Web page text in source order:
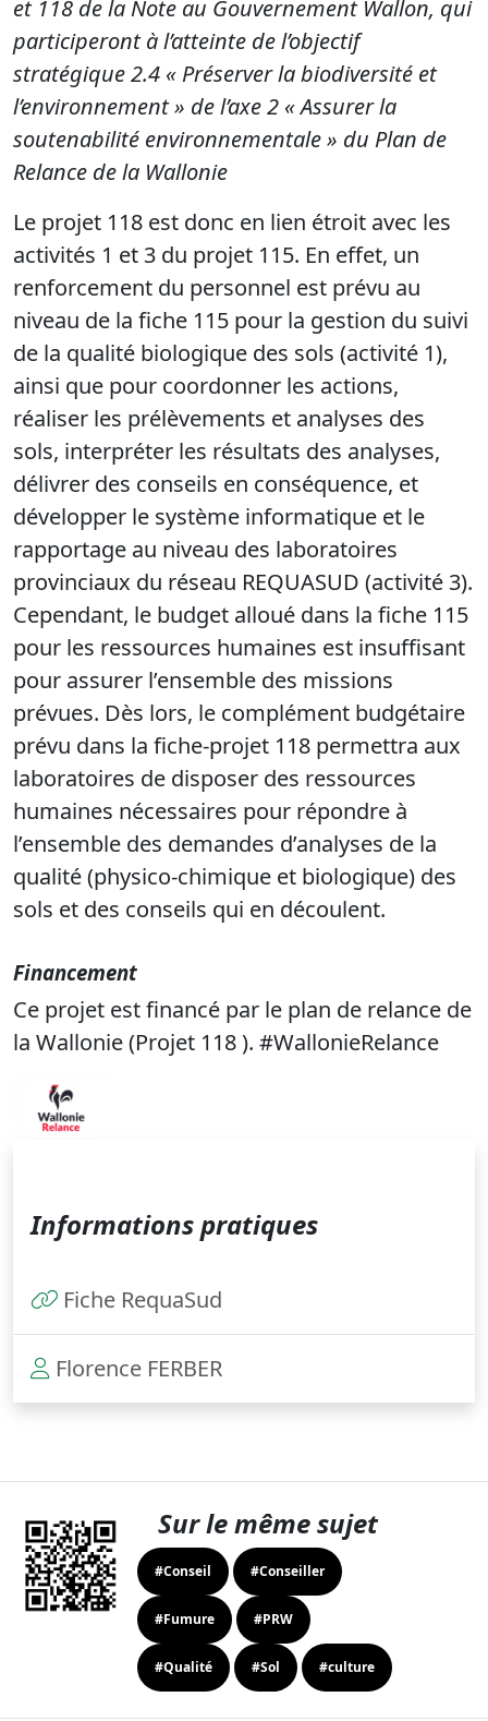
et 118 de la Note au Gouvernement Wallon, qui
participeront à l’atteinte de l’objectif
stratégique 2.4 « Préserver la biodiversité et
l’environnement » de l’axe 2 « Assurer la
soutenabilité environnementale » du Plan de
Relance de la Wallonie
Le projet 118 est donc en lien étroit avec les
activités 1 et 3 du projet 115. En effet, un
renforcement du personnel est prévu au
niveau de la fiche 115 pour la gestion du suivi
de la qualité biologique des sols (activité 1),
ainsi que pour coordonner les actions,
réaliser les prélèvements et analyses des
sols, interpréter les résultats des analyses,
délivrer des conseils en conséquence, et
développer le système informatique et le
rapportage au niveau des laboratoires
provinciaux du réseau REQUASUD (activité 3).
Cependant, le budget alloué dans la fiche 115
pour les ressources humaines est insuffisant
pour assurer l’ensemble des missions
prévues. Dès lors, le complément budgétaire
prévu dans la fiche-projet 118 permettra aux
laboratoires de disposer des ressources
humaines nécessaires pour répondre à
l’ensemble des demandes d’analyses de la
qualité (physico-chimique et biologique) des
sols et des conseils qui en découlent.
Financement
Ce projet est financé par le plan de relance de
la Wallonie (Projet 118 ). #WallonieRelance
Informations pratiques
Fiche RequaSud
Florence FERBER
Sur le même sujet
#Conseil #Conseiller
#Fumure #PRW
#Qualité #Sol #culture